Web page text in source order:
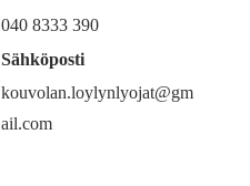
040 8333 390
Sähköposti
kouvolan.loylynlyojat@gm
ail.com